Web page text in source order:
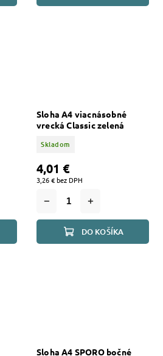
Sloha A4 viacnásobné
vrecká Classic zelená
Skladom
3,26 € bez DPH
4,01 €
DO KOŠÍKA
Sloha A4 SPORO bočné